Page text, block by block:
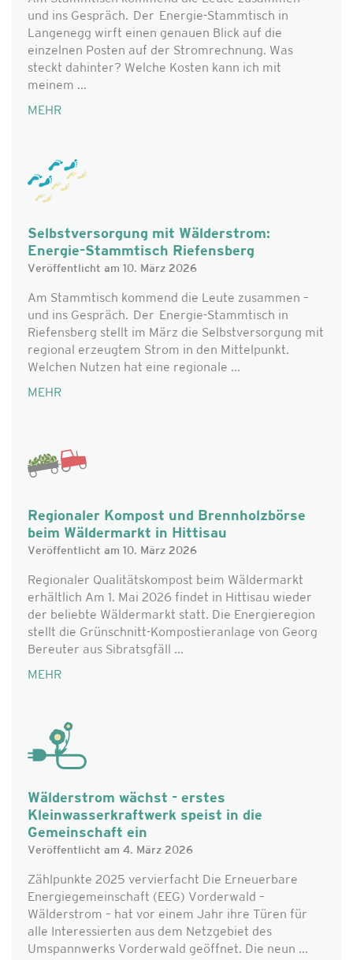
und ins Gespräch. Der Energie-Stammtisch in
Langenegg wirft einen genauen Blick auf die
einzelnen Posten auf der Stromrechnung. Was
steckt dahinter? Welche Kosten kann ich mit
meinem ...
MEHR
Selbstversorgung mit Wälderstrom:
Energie-Stammtisch Riefensberg
Veröffentlicht am 10. März 2026
Am Stammtisch kommend die Leute zusammen –
und ins Gespräch. Der Energie-Stammtisch in
Riefensberg stellt im März die Selbstversorgung mit
regional erzeugtem Strom in den Mittelpunkt.
Welchen Nutzen hat eine regionale ...
MEHR
Regionaler Kompost und Brennholzbörse
beim Wäldermarkt in Hittisau
Veröffentlicht am 10. März 2026
Regionaler Qualitätskompost beim Wäldermarkt
erhältlich Am 1. Mai 2026 findet in Hittisau wieder
der beliebte Wäldermarkt statt. Die Energieregion
stellt die Grünschnitt-Kompostieranlage von Georg
Bereuter aus Sibratsgfäll ...
MEHR
Wälderstrom wächst - erstes
Kleinwasserkraftwerk speist in die
Gemeinschaft ein
Veröffentlicht am 4. März 2026
Zählpunkte 2025 vervierfacht Die Erneuerbare
Energiegemeinschaft (EEG) Vorderwald –
Wälderstrom – hat vor einem Jahr ihre Türen für
alle Interessierten aus dem Netzgebiet des
Umspannwerks Vorderwald geöffnet. Die neun ...